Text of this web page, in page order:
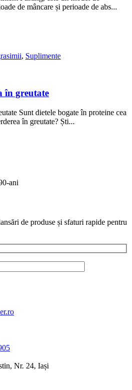
de mâncare și perioade de abs...
, Suplimente
în greutate
Sunt dietele bogate în proteine ​​cea
în greutate? Ști...
de produse și sfaturi rapide pentru
Nr. 24, Iași